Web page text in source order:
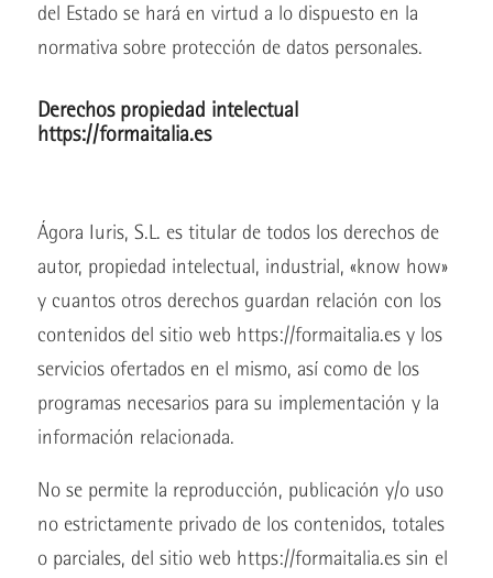
del Estado se hará en virtud a lo dispuesto en la
normativa sobre protección de datos personales.
Derechos propiedad intelectual
https://formaitalia.es
Ágora Iuris, S.L. es titular de todos los derechos de
autor, propiedad intelectual, industrial, «know how»
y cuantos otros derechos guardan relación con los
contenidos del sitio web https://formaitalia.es y los
servicios ofertados en el mismo, así como de los
programas necesarios para su implementación y la
información relacionada.
No se permite la reproducción, publicación y/o uso
no estrictamente privado de los contenidos, totales
o parciales, del sitio web https://formaitalia.es sin el